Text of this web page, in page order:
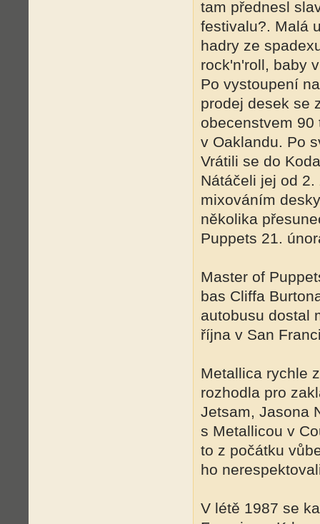
tam přednesl
festivalu?. Malá
hadry ze
rock'n'roll, baby
Po vystoupení
prodej desek se
obecenstvem
v Oaklandu. Po
Vrátili se do
Nátáčeli jej od
mixováním
několika
Puppets 21.
Master of
bas Cliffa
autobusu dostal
října v San
Metallica rychle
rozhodla pro
Jetsam, Jasona
s Metallicou v
to z počátku
ho
V létě 1987 se